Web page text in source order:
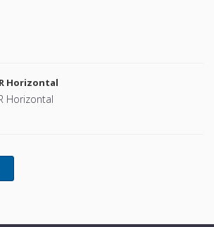
Horizontal
Horizontal